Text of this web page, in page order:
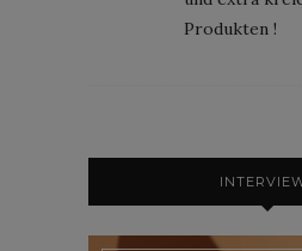
Produkten !